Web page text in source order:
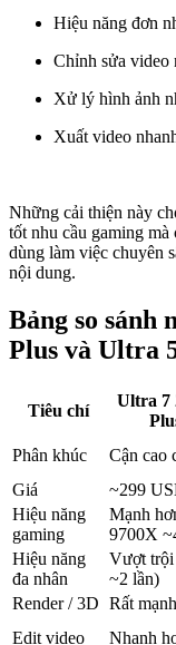
Hiệu năng đơn
Chỉnh sửa video
Xử lý hình ảnh
Xuất video
Những cải thiện này
tốt nhu cầu gaming
dùng làm việc chuyên
nội dung.
Bảng so sánh
Plus và Ultra
Tiêu chí
Ultra 7
Phân khúc Cận cao
Giá
~299
Hiệu năng
gaming
Mạnh
9700X
Hiệu năng
đa nhân
Vượt trội
~2 lần)
Render / 3D Rất mạnh
Edit video
Nhanh